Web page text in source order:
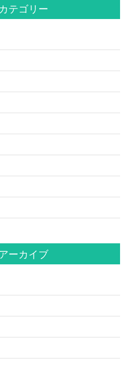
カテゴリー
アーカイブ